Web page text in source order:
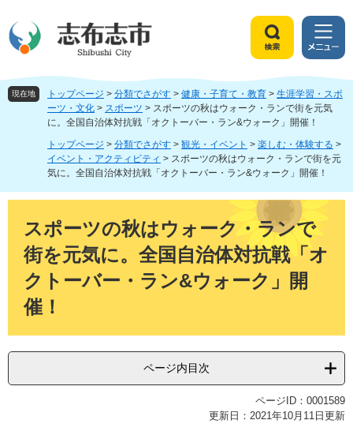
ジ
頭
ュ
飛
へ
索
メ
ニ
ュ
ー
現在地 トップページ > 分類でさがす > 健康・子育て・教育 > 生涯学習・スポ
ーツ・文化 > スポーツ > スポーツの秋はウォーク・ランで街を元気
に。全国自治体対抗戦「オクトーバー・ラン&ウォーク」開催！
トップページ > 分類でさがす > 観光・イベント > 楽しむ・体験する >
イベント・アクティビティ > スポーツの秋はウォーク・ランで街を元
気に。全国自治体対抗戦「オクトーバー・ラン&ウォーク」開催！
スポーツの秋はウォーク・ランで
街を元気に。全国自治体対抗戦「オ
クトーバー・ラン&ウォーク」開
催！
ページ内目次
ページID：0001589
更新日：2021年10月11日更新